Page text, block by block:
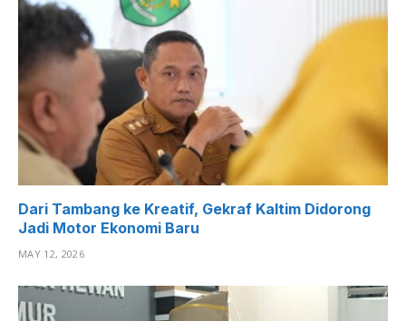
Dari Tambang ke Kreatif, Gekraf Kaltim Didorong
Jadi Motor Ekonomi Baru
MAY 12, 2026